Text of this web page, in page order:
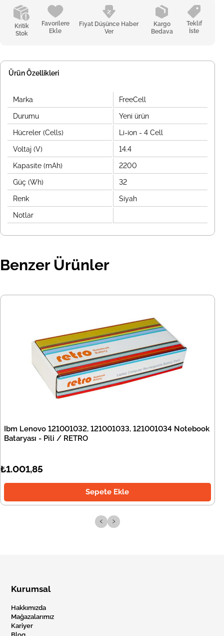
Kritik
Stok
Favorilere
Ekle
Fiyat Düşünce Haber
Ver
Kargo
Bedava
Teklif
İste
Ürün Özellikleri
Marka FreeCell
Durumu Yeni ürün
Hücreler (Cells) Li-ion - 4 Cell
Voltaj (V) 14.4
Kapasite (mAh) 2200
Güç (Wh) 32
Renk Siyah
Notlar
Benzer Ürünler
Ibm Lenovo 121001032, 121001033, 121001034 Notebook
Bataryası - Pili / RETRO
₺1.001,85
Sepete Ekle
‹ ›
Kurumsal
Hakkımızda
Mağazalarımız
Kariyer